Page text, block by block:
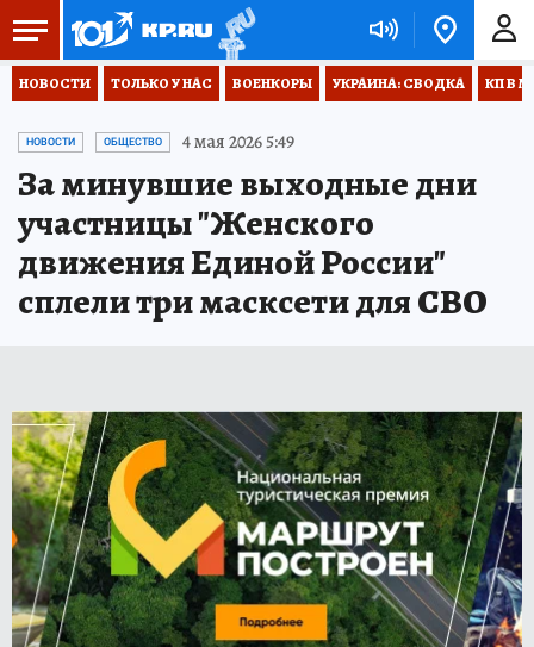
НОВОСТИ ТОЛЬКО У НАС ВОЕНКОРЫ УКРАИНА: СВОДКА КП В
НОВОСТИ ОБЩЕСТВО 4 мая 2026 5:49
За минувшие выходные дни
участницы "Женского
движения Единой России"
сплели три масксети для СВО